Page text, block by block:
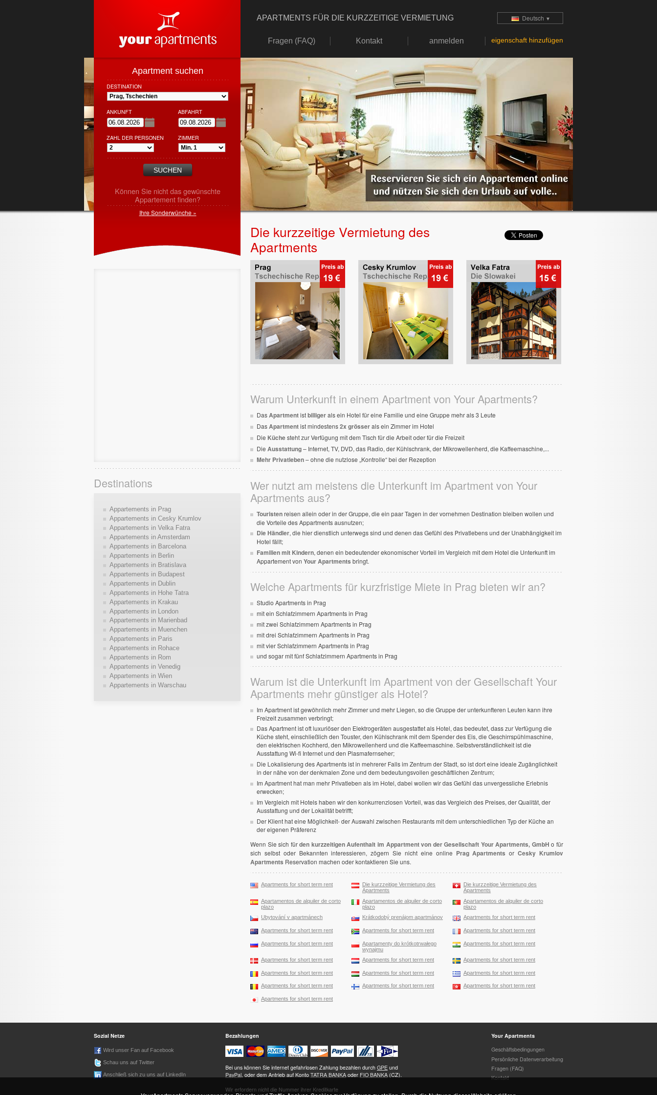
APARTMENTS FÜR DIE KURZZEITIGE VERMIETUNG Deutsch ▼
Fragen (FAQ) Kontakt anmelden eigenschaft hinzufügen
Die kurzzeitige Vermietung des
Apartments
Warum Unterkunft in einem Apartment von Your Apartments?
DasApartmentistbilligerals ein Hotel für eine Familie und eine Gruppe mehr als 3 Leute
DasApartmentist mindestens2x grösserals ein Zimmer im Hotel
Die Küchesteht zur Verfügung mit dem Tisch für die Arbeit oder für die Freizeit
DieAusstattung– Internet, TV, DVD, das Radio, der Kühlschrank, der Mikrowellenherd, die Kaffeemaschine,...
Mehr Privatleben– ohne die nutzlose „Kontrolle“ bei der Rezeption
Wer nutzt am meistens die Unterkunft im Apartment von Your
Apartments aus?
Touristenreisen allein oder in der Gruppe, die ein paar Tagen in der vornehmen Destination bleiben wollen und
die Vorteile des Appartments ausnutzen;
Die Händler, die hier dienstlich unterwegs sind und denen das Gefühl des Privatlebens und der Unabhängigkeit im
Hotel fällt;
Familien mit Kindern, denen ein bedeutender ekonomischer Vorteil im Vergleich mit dem Hotel die Unterkunft im
Appartement vonYour Apartments bringt.
Welche Apartments für kurzfristige Miete in Prag bieten wir an?
Studio Apartments in Prag
mit ein Schlafzimmern Apartments in Prag
mit zwei Schlafzimmern Apartments in Prag
mit drei Schlafzimmern Apartments in Prag
mit vier Schlafzimmern Apartments in Prag
und sogar mit fünf Schlafzimmern Apartments in Prag
Warum ist die Unterkunft im Apartment von der Gesellschaft Your
Apartments mehr günstiger als Hotel?
Im Apartment ist gewöhnlich mehr Zimmer und mehr Liegen, so die Gruppe der unterkunfteren Leuten kann ihre
Freizeit zusammen verbringt;
Das Apartment ist oft luxuriöser den Elektrogeräten ausgestattet als Hotel, das bedeutet, dass zur Verfügung die
Küche steht, einschließlich den Touster, den Kühlschrank mit dem Spender des Eis, die Geschirrspühlmaschine,
den elektrischen Kochherd, den Mikrowellenherd und die Kaffeemaschine. Selbstverständlichkeit ist die
Ausstattung Wi-fi Internet und den Plasmafernseher;
Die Lokalisierung des Apartments ist in mehrerer Falls im Zentrum der Stadt, so ist dort eine ideale Zugänglichkeit
in der nähe von der denkmalen Zone und dem bedeutungsvollen geschäftlichen Zentrum;
Im Apartment hat man mehr Privatleben als im Hotel, dabei wollen wir das Gefühl das unvergessliche Erlebnis
erwecken;
Im Vergleich mit Hotels haben wir den konkurrenzlosen Vorteil, was das Vergleich des Preises, der Qualität, der
Ausstattung und der Lokalität betrifft;
Der Klient hat eine Möglichkeit- der Auswahl zwischen Restaurants mit dem unterschiedlichen Typ der Küche an
der eigenen Präferenz
Wenn Sie sich fürden kurzzeitigen Aufenthalt im Appartment von der Gesellschaft Your Apartments, GmbH o für
sich selbst oder Bekannten interessieren, zögern Sie nicht eine online Prag Apartments orCesky Krumlov
Apartments Reservation machen oder kontaktieren Sie uns.
Apartments for short term rent
Die kurzzeitige Vermietung des
Apartments
Die kurzzeitige Vermietung des
Apartments
Apartamentos de alquiler de corto
plazo
Apartamentos de alquiler de corto
plazo
Apartamentos de alquiler de corto
plazo
Ubytování v apartmánech
Krátkodobý prenájom apartmánov Apartments for short term rent
Apartments for short term rent Apartments for short term rent Apartments for short term rent
Apartments for short term rent
Apartamenty do krótkotrwałego
wynajmu
Apartments for short term rent
Apartments for short term rent Apartments for short term rent Apartments for short term rent
Apartments for short term rent Apartments for short term rent Apartments for short term rent
Apartments for short term rent Apartments for short term rent Apartments for short term rent
Apartments for short term rent
Apartment suchen
DESTINATION
ANKUNFT ABFAHRT
ZAHL DER PERSONEN ZIMMER
Können Sie nicht das gewünschte
Appartement finden?
Ihre Sonderwünche »
Destinations
Appartements in Prag
Appartements in Cesky Krumlov
Appartements in Velka Fatra
Appartements in Amsterdam
Appartements in Barcelona
Appartements in Berlin
Appartements in Bratislava
Appartements in Budapest
Appartements in Dublin
Appartements in Hohe Tatra
Appartements in Krakau
Appartements in London
Appartements in Marienbad
Appartements in Muenchen
Appartements in Paris
Appartements in Rohace
Appartements in Rom
Appartements in Venedig
Appartements in Wien
Appartements in Warschau
Sozial Netze
Wird unser Fan auf Facebook
Schau uns auf Twitter
Anschließ sich zu uns auf LinkedIn
Bezahlungen
Bei uns können Sie internet gefahrlosen Zahlung bezahlen durch GPE und
PayPal , oder dem Antrieb auf Konto TATRA BANKA oder FIO BANKA (CZ).
Wir erfordern nicht die Nummer ihrer Kreditkarte
Your Apartments
Geschäftsbedingungen
Persönliche Datenverarbeitung
Fragen (FAQ)
Kontakt